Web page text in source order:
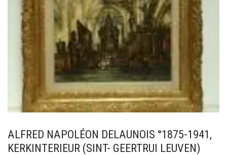
ALFRED NAPOLÉON DELAUNOIS °1875-1941,
KERKINTERIEUR (SINT- GEERTRUI LEUVEN)